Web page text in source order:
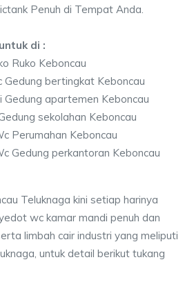
Penuh di Tempat Anda.
di :
Ruko Keboncau
Gedung bertingkat Keboncau
Gedung apartemen Keboncau
sekolahan Keboncau
Perumahan Keboncau
Gedung perkantoran Keboncau
Teluknaga kini setiap harinya
wc kamar mandi penuh dan
limbah cair industri yang meliputi
untuk detail berikut tukang